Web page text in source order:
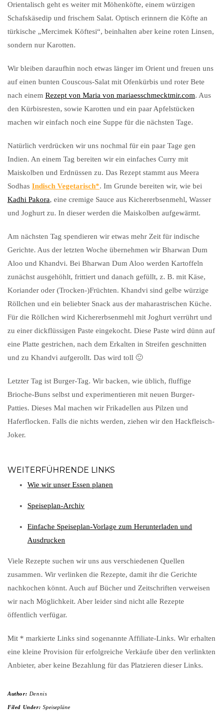
Orientalisch geht es weiter mit Möhenköfte, einem würzigen
Schafskäsedip und frischem Salat. Optisch erinnern die Köfte an
türkische „Mercimek Köftesi“, beinhalten aber keine roten Linsen,
sondern nur Karotten.
Wir bleiben daraufhin noch etwas länger im Orient und freuen uns
auf einen bunten Couscous-Salat mit Ofenkürbis und roter Bete
nach einem Rezept von Maria von mariaesschmecktmir.com. Aus
den Kürbisresten, sowie Karotten und ein paar Apfelstücken
machen wir einfach noch eine Suppe für die nächsten Tage.
Natürlich verdrücken wir uns nochmal für ein paar Tage gen
Indien. An einem Tag bereiten wir ein einfaches Curry mit
Maiskolben und Erdnüssen zu. Das Rezept stammt aus Meera
Sodhas Indisch Vegetarisch . Im Grunde bereiten wir, wie bei
Kadhi Pakora, eine cremige Sauce aus Kichererbsenmehl, Wasser
und Joghurt zu. In dieser werden die Maiskolben aufgewärmt.
Am nächsten Tag spendieren wir etwas mehr Zeit für indische
Gerichte. Aus der letzten Woche übernehmen wir Bharwan Dum
Aloo und Khandvi. Bei Bharwan Dum Aloo werden Kartoffeln
zunächst ausgehöhlt, frittiert und danach gefüllt, z. B. mit Käse,
Koriander oder (Trocken-)Früchten. Khandvi sind gelbe würzige
Röllchen und ein beliebter Snack aus der maharastrischen Küche.
Für die Röllchen wird Kichererbsenmehl mit Joghurt verrührt und
zu einer dickflüssigen Paste eingekocht. Diese Paste wird dünn auf
eine Platte gestrichen, nach dem Erkalten in Streifen geschnitten
und zu Khandvi aufgerollt. Das wird toll 🙂
Letzter Tag ist Burger-Tag. Wir backen, wie üblich, fluffige
Brioche-Buns selbst und experimentieren mit neuen Burger-
Patties. Dieses Mal machen wir Frikadellen aus Pilzen und
Haferflocken. Falls die nichts werden, ziehen wir den Hackfleisch-
Joker.
WEITERFÜHRENDE LINKS
Wie wir unser Essen planen
Speiseplan-Archiv
Einfache Speiseplan-Vorlage zum Herunterladen und
Ausdrucken
Viele Rezepte suchen wir uns aus verschiedenen Quellen
zusammen. Wir verlinken die Rezepte, damit ihr die Gerichte
nachkochen könnt. Auch auf Bücher und Zeitschriften verweisen
wir nach Möglichkeit. Aber leider sind nicht alle Rezepte
öffentlich verfügar.
Mit * markierte Links sind sogenannte Affiliate-Links. Wir erhalten
eine kleine Provision für erfolgreiche Verkäufe über den verlinkten
Anbieter, aber keine Bezahlung für das Platzieren dieser Links.
Author: Dennis
Filed Under: Speisepläne